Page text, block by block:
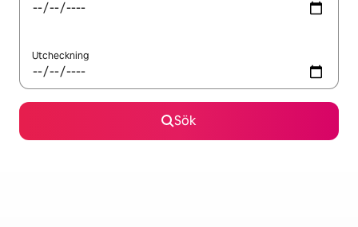
Utcheckning
Sök